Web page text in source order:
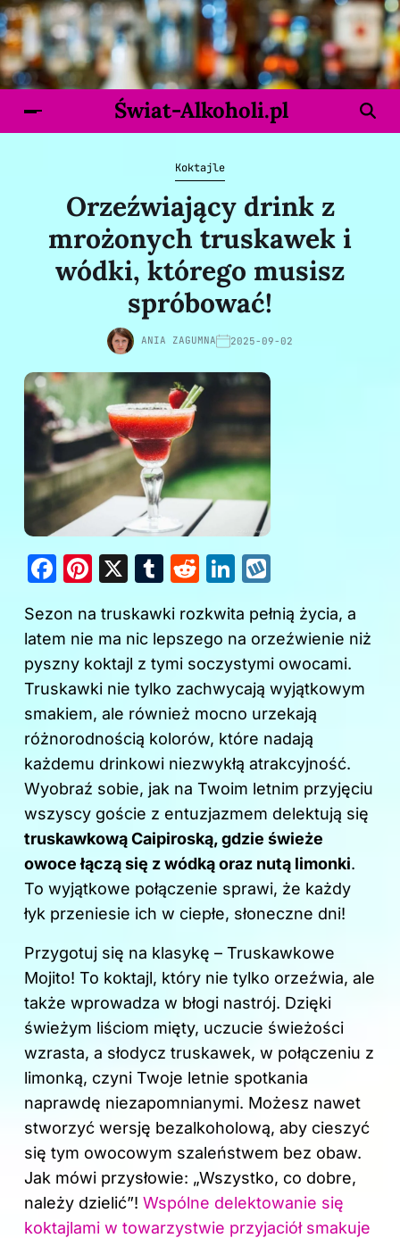
Świat-Alkoholi.pl
Koktajle
Orzeźwiający drink z
mrożonych truskawek i
wódki, którego musisz
spróbować!
ANIA ZAGUMNA 2025-09-02
F
c
e
b
o
o
k
Pi
er
e
st
X
T
m
bl
r
R
d
di
t
Li
k
e
dI
n
k
o
p
Sezon na truskawki rozkwita pełnią życia, a
latem nie ma nic lepszego na orzeźwienie niż
pyszny koktajl z tymi soczystymi owocami.
Truskawki nie tylko zachwycają wyjątkowym
smakiem, ale również mocno urzekają
różnorodnością kolorów, które nadają
każdemu drinkowi niezwykłą atrakcyjność.
Wyobraź sobie, jak na Twoim letnim przyjęciu
wszyscy goście z entuzjazmem delektują się
truskawkową Caipiroską, gdzie świeże
owoce łączą się z wódką oraz nutą limonki.
To wyjątkowe połączenie sprawi, że każdy
łyk przeniesie ich w ciepłe, słoneczne dni!
Przygotuj się na klasykę – Truskawkowe
Mojito! To koktajl, który nie tylko orzeźwia, ale
także wprowadza w błogi nastrój. Dzięki
świeżym liściom mięty, uczucie świeżości
wzrasta, a słodycz truskawek, w połączeniu z
limonką, czyni Twoje letnie spotkania
naprawdę niezapomnianymi. Możesz nawet
stworzyć wersję bezalkoholową, aby cieszyć
się tym owocowym szaleństwem bez obaw.
Jak mówi przysłowie: „Wszystko, co dobre,
należy dzielić”! Wspólne delektowanie się
koktajlami w towarzystwie przyjaciół smakuje